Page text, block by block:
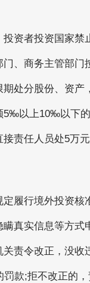
者投资国家禁
门、商务主管部门
处分股份、资产
5‰以上10‰以下
责任人员处5万
行境外投资核
真实信息等方式
关责令改正，没收
款;拒不改正的，